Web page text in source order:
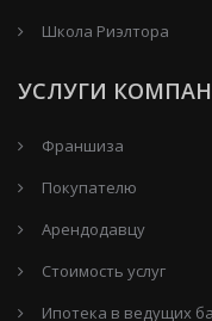
Школа Риэлтора
УСЛУГИ
Франшиза
Покупателю
Арендодавцу
Стоимость услуг
Ипотека в ведущих